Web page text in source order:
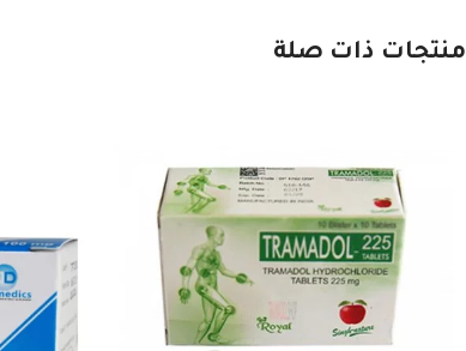
منتجات ذات صلة